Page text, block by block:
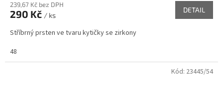
239,67 Kč bez DPH
290 Kč / ks
DETAIL
Stříbrný prsten ve tvaru kytičky se zirkony
48
Kód: 23445/54